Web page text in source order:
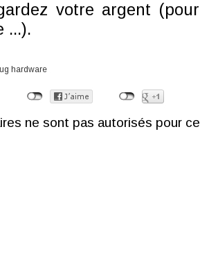
votre argent
...).
hardware
ne sont pas autorisés pour